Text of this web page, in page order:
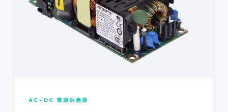
AC-DC 電源供應器